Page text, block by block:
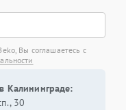
Вы соглашаетесь с
Калининграде:
30